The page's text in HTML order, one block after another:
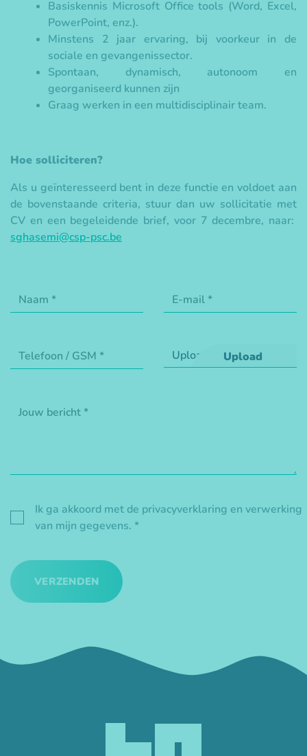
Basiskennis Microsoft Office tools (Word, Excel,
PowerPoint, enz.).
Minstens 2 jaar ervaring, bij voorkeur in de
sociale en gevangenissector.
Spontaan, dynamisch, autonoom en
georganiseerd kunnen zijn
Graag werken in een multidisciplinair team.
Hoe solliciteren?
Als u geïnteresseerd bent in deze functie en voldoet aan
de bovenstaande criteria, stuur dan uw sollicitatie met
CV en een begeleidende brief, voor 7 decembre, naar:
sghasemi@csp-psc.be
Ik ga akkoord met de privacyverklaring en verwerking
van mijn gegevens. *
VERZENDEN